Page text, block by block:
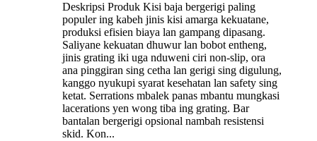
Deskripsi Produk Kisi baja bergerigi paling
populer ing kabeh jinis kisi amarga kekuatane,
produksi efisien biaya lan gampang dipasang.
Saliyane kekuatan dhuwur lan bobot entheng,
jinis grating iki uga nduweni ciri non-slip, ora
ana pinggiran sing cetha lan gerigi sing digulung,
kanggo nyukupi syarat kesehatan lan safety sing
ketat. Serrations mbalek panas mbantu mungkasi
lacerations yen wong tiba ing grating. Bar
bantalan bergerigi opsional nambah resistensi
skid. Kon...